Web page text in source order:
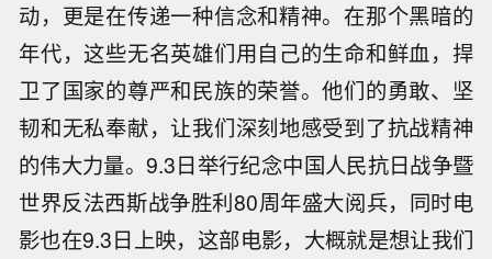
动，更是在传递一种信念和精神。在那个黑暗的
年代，这些无名英雄们用自己的生命和鲜血，捍
卫了国家的尊严和民族的荣誉。他们的勇敢、坚
韧和无私奉献，让我们深刻地感受到了抗战精神
的伟大力量。9.3日举行纪念中国人民抗日战争暨
世界反法西斯战争胜利80周年盛大阅兵，同时电
影也在9.3日上映，这部电影，大概就是想让我们